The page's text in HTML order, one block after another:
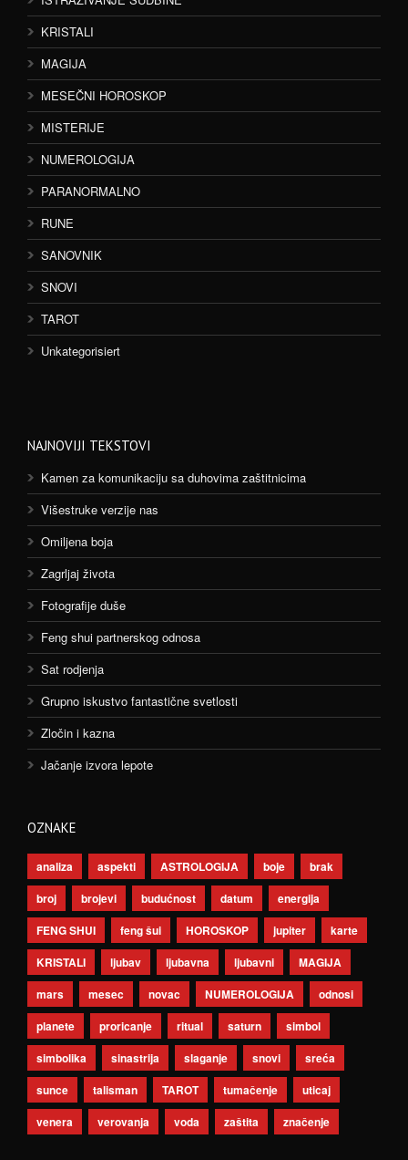
KRISTALI
MAGIJA
MESEČNI HOROSKOP
MISTERIJE
NUMEROLOGIJA
PARANORMALNO
RUNE
SANOVNIK
SNOVI
TAROT
Unkategorisiert
NAJNOVIJI TEKSTOVI
Kamen za komunikaciju sa duhovima zaštitnicima
Višestruke verzije nas
Omiljena boja
Zagrljaj života
Fotografije duše
Feng shui partnerskog odnosa
Sat rodjenja
Grupno iskustvo fantastične svetlosti
Zločin i kazna
Jačanje izvora lepote
OZNAKE
analiza aspekti ASTROLOGIJA boje
brak
broj
brojevi budućnost datum
energija
FENG SHUI
feng šui HOROSKOP jupiter
karte
KRISTALI
ljubav ljubavna ljubavni
MAGIJA
mars
mesec novac NUMEROLOGIJA
odnosi
planete
proricanje ritual saturn
simbol
simbolika
sinastrija slaganje snovi
sreća
sunce
talisman TAROT tumačenje
uticaj
venera
verovanja voda zaštita značenje